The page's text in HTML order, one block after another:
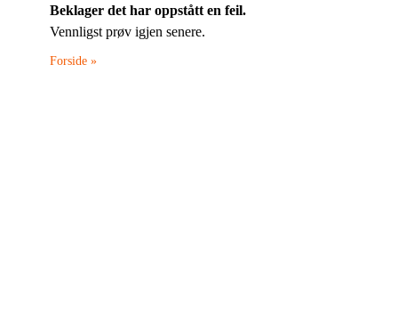
Beklager det har oppstått en feil.
Vennligst prøv igjen senere.
Forside »